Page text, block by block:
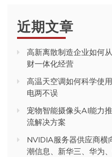
近期文章
高新离散制造企业如何
财一体化经营
高温天空调如何科学使
电两不误
宠物智能摄像头AI能力
流解决方案
NVIDIA服务器供应商
潮信息、新华三、华为